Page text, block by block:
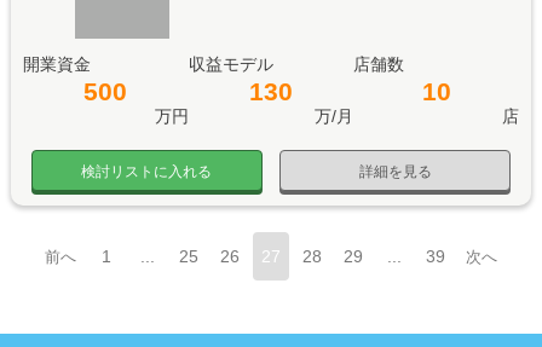
開業資金
500
万円
収益モデル
130
万/月
店舗数
10
店
詳細を見る
検討リストに入れる
前へ 1 25 26 27 28 29 39 次へ